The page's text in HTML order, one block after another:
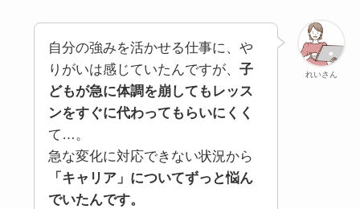
れいさん
自分の強みを活かせる仕事に、や
りがいは感じていたんですが、 子
どもが急に体調を崩してもレッス
ンをすぐに代わってもらいにくく
て…。
急な変化に対応できない状況から
「キャリア」についてずっと悩ん
でいたんです。